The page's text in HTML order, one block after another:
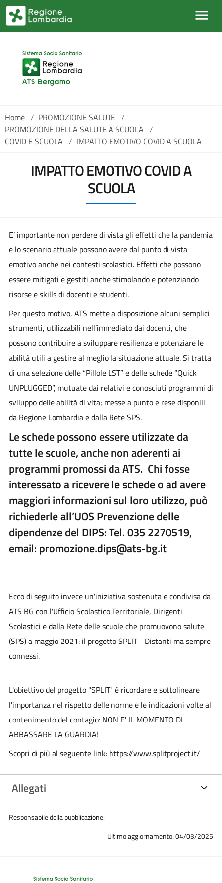
Salta al contenuto principale
Home / PROMOZIONE SALUTE /
PROMOZIONE DELLA SALUTE A SCUOLA /
COVID E SCUOLA / IMPATTO EMOTIVO COVID A SCUOLA
IMPATTO EMOTIVO COVID A
SCUOLA
E’ importante non perdere di vista gli effetti che la pandemia
e lo scenario attuale possono avere dal punto di vista
emotivo anche nei contesti scolastici. Effetti che possono
essere mitigati e gestiti anche stimolando e potenziando
risorse e skills di docenti e studenti.
Per questo motivo, ATS mette a disposizione alcuni semplici
strumenti, utilizzabili nell’immediato dai docenti, che
possono contribuire a sviluppare resilienza e potenziare le
abilità utili a gestire al meglio la situazione attuale. Si tratta
di una selezione delle “Pillole LST” e delle schede “Quick
UNPLUGGED”, mutuate dai relativi e conosciuti programmi di
sviluppo delle abilità di vita; messe a punto e rese disponili
da Regione Lombardia e dalla Rete SPS.
Le schede possono essere utilizzate da
tutte le scuole, anche non aderenti ai
programmi promossi da ATS. Chi fosse
interessato a ricevere le schede o ad avere
maggiori informazioni sul loro utilizzo, può
richiederle all’UOS Prevenzione delle
dipendenze del DIPS: Tel. 035 2270519,
email: promozione.dips@ats-bg.it
Ecco di seguito invece un'iniziativa sostenuta e condivisa da
ATS BG con l'Ufficio Scolastico Territoriale, Dirigenti
Scolastici e dalla Rete delle scuole che promuovono salute
(SPS) a maggio 2021: il progetto SPLIT - Distanti ma sempre
connessi.
L'obiettivo del progetto "SPLIT" è ricordare e sottolineare
l'importanza nel rispetto delle norme e le indicazioni volte al
contenimento del contagio: NON E' IL MOMENTO DI
ABBASSARE LA GUARDIA!
Scopri di più al seguente link: https://www.splitproject.it/
Allegati
Responsabile della pubblicazione:
Ultimo aggiornamento: 04/03/2025